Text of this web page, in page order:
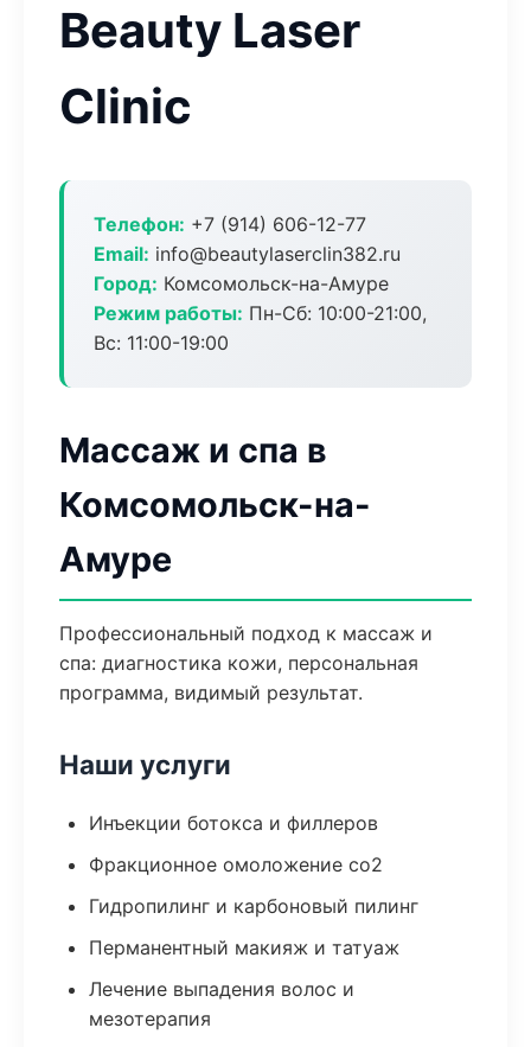
Beauty Laser
Clinic
Телефон: +7 (914) 606-12-77
Email: info@beautylaserclin382.ru
Город: Комсомольск-на-Амуре
Режим работы: Пн-Сб: 10:00-21:00,
Вс: 11:00-19:00
Массаж и спа в
Комсомольск-на-
Амуре
Профессиональный подход к массаж и
спа: диагностика кожи, персональная
программа, видимый результат.
Наши услуги
Инъекции ботокса и филлеров
Фракционное омоложение co2
Гидропилинг и карбоновый пилинг
Перманентный макияж и татуаж
Лечение выпадения волос и
мезотерапия